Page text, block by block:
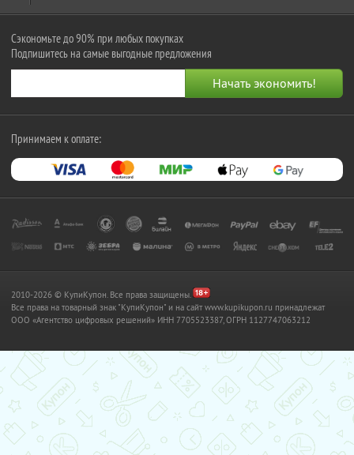
Сэкономьте до 90% при любых покупках
Подпишитесь на самые выгодные предложения
Принимаем к оплате:
2010-2026 © КупиКупон. Все права защищены.
Все права на товарный знак "КупиКупон" и на сайт www.kupikupon.ru принадлежат
OOO «Агентство цифровых решений» ИНН 7705523387, ОГРН 1127747063212